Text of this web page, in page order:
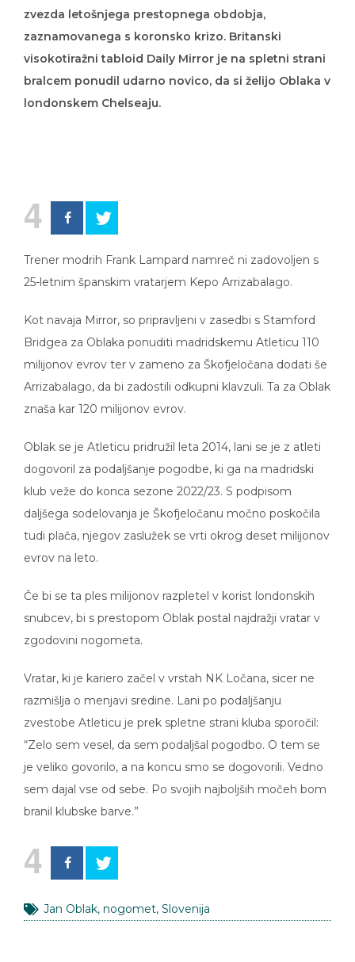
zvezda letošnjega prestopnega obdobja,
zaznamovanega s koronsko krizo. Britanski
visokotiražni tabloid Daily Mirror je na spletni strani
bralcem ponudil udarno novico, da si želijo Oblaka v
londonskem Chelseaju.
4
Trener modrih Frank Lampard namreč ni zadovoljen s
25-letnim španskim vratarjem Kepo Arrizabalago.
Kot navaja Mirror, so pripravljeni v zasedbi s Stamford
Bridgea za Oblaka ponuditi madridskemu Atleticu 110
milijonov evrov ter v zameno za Škofjeločana dodati še
Arrizabalago, da bi zadostili odkupni klavzuli. Ta za Oblak
znaša kar 120 milijonov evrov.
Oblak se je Atleticu pridružil leta 2014, lani se je z atleti
dogovoril za podaljšanje pogodbe, ki ga na madridski
klub veže do konca sezone 2022/23. S podpisom
daljšega sodelovanja je Škofjeločanu močno poskočila
tudi plača, njegov zaslužek se vrti okrog deset milijonov
evrov na leto.
Če bi se ta ples milijonov razpletel v korist londonskih
snubcev, bi s prestopom Oblak postal najdražji vratar v
zgodovini nogometa.
Vratar, ki je kariero začel v vrstah NK Ločana, sicer ne
razmišlja o menjavi sredine. Lani po podaljšanju
zvestobe Atleticu je prek spletne strani kluba sporočil:
“Zelo sem vesel, da sem podaljšal pogodbo. O tem se
je veliko govorilo, a na koncu smo se dogovorili. Vedno
sem dajal vse od sebe. Po svojih najboljših močeh bom
branil klubske barve.”
4
Jan Oblak, nogomet, Slovenija